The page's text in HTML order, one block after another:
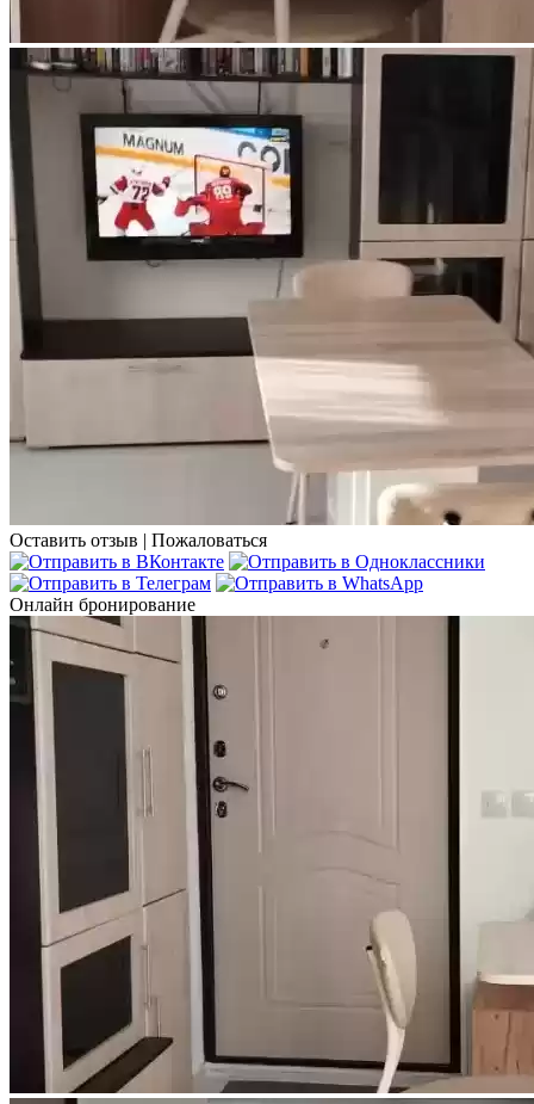
Оставить отзыв | Пожаловаться
Онлайн бронирование